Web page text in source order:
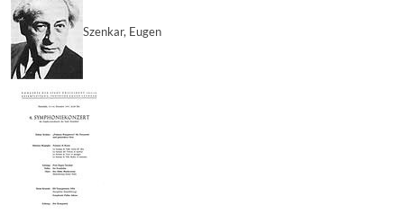
Szenkar, Eugen